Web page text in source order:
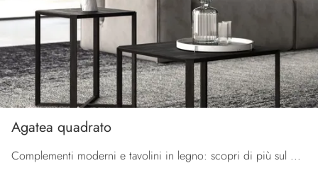
Agatea quadrato
Complementi moderni e tavolini in legno: scopri di più sul modello Agatea quadrato di Orme e potrai impreziosire i tuoi spazi.